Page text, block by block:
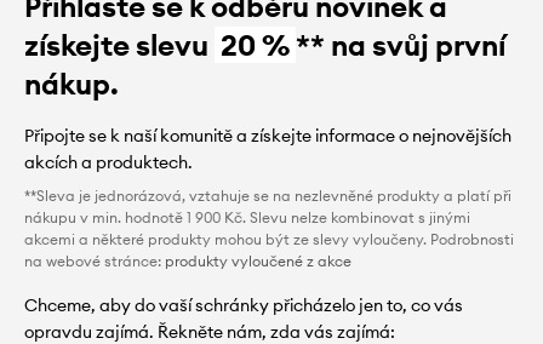
získejte slevu 20 %** na svůj první
nákup.
Připojte se k naší komunitě a získejte informace o nejnovějších
akcích a produktech.
**Sleva je jednorázová, vztahuje se na nezlevněné produkty a platí při
nákupu v min. hodnotě 1 900 Kč. Slevu nelze kombinovat s jinými
akcemi a některé produkty mohou být ze slevy vyloučeny. Podrobnosti
na webové stránce: produkty vyloučené z akce
Chceme, aby do vaší schránky přicházelo jen to, co vás
opravdu zajímá. Řekněte nám, zda vás zajímá: